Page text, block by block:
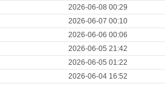
2026-06-08 00:29
2026-06-07 00:10
2026-06-06 00:06
2026-06-05 21:42
2026-06-05 01:22
2026-06-04 16:52